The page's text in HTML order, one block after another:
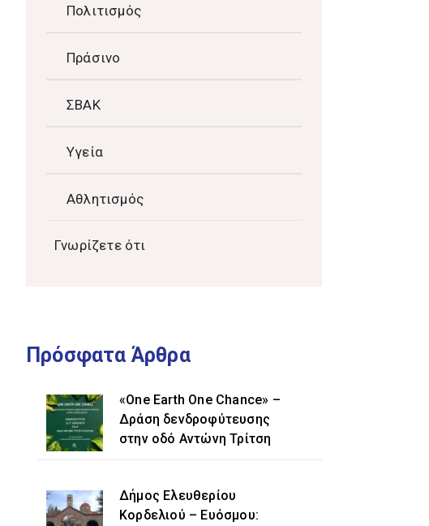
Πολιτισμός
Πράσινο
ΣΒΑΚ
Υγεία
Αθλητισμός
Γνωρίζετε ότι
Πρόσφατα Άρθρα
«One Earth One Chance» –
Δράση δενδροφύτευσης
στην οδό Αντώνη Τρίτση
Δήμος Ελευθερίου
Κορδελιού – Ευόσμου: